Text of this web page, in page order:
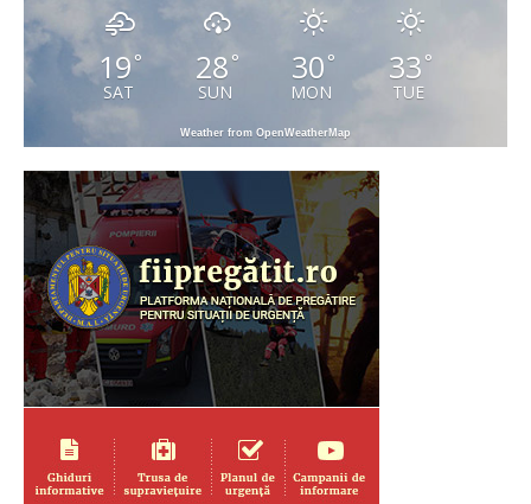
19°
SAT
28 °
SUN
30 °
MON
33 °
TUE
Weather from OpenWeatherMap